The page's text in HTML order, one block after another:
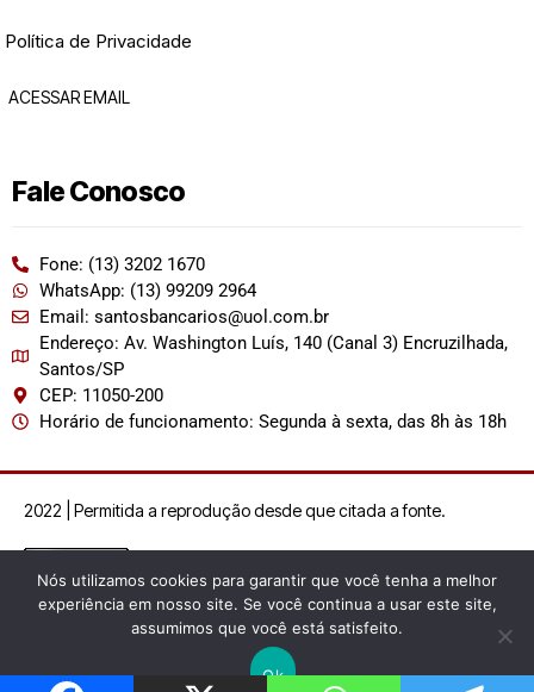
Política de Privacidade
ACESSAR EMAIL
Fale Conosco
Fone: (13) 3202 1670
WhatsApp: (13) 99209 2964
Email: santosbancarios@uol.com.br
Endereço: Av. Washington Luís, 140 (Canal 3) Encruzilhada,
Santos/SP
CEP: 11050-200
Horário de funcionamento: Segunda à sexta, das 8h às 18h
2022 | Permitida a reprodução desde que citada a fonte.
Nós utilizamos cookies para garantir que você tenha a melhor
experiência em nosso site. Se você continua a usar este site,
assumimos que você está satisfeito.
Ok